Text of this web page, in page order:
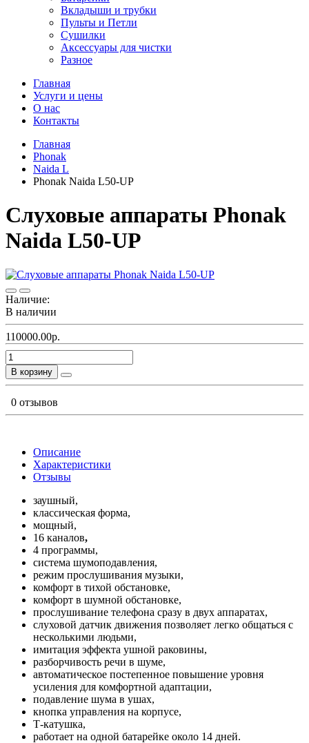
Вкладыши и трубки
Пульты и Петли
Сушилки
Аксессуары для чистки
Разное
Главная
Услуги и цены
О нас
Контакты
Главная
Phonak
Naida L
Phonak Naida L50-UP
Слуховые аппараты Phonak
Naida L50-UP
Наличие:
В наличии
110000.00р.
В корзину
0 отзывов
Описание
Характеристики
Отзывы
заушный,
классическая форма,
мощный,
16 каналов,
4 программы,
система шумоподавления,
режим прослушивания музыки,
комфорт в тихой обстановке,
комфорт в шумной обстановке,
прослушивание телефона сразу в двух аппаратах,
слуховой датчик движения позволяет легко общаться с
несколькими людьми,
имитация эффекта ушной раковины,
разборчивость речи в шуме,
автоматическое постепенное повышение уровня
усиления для комфортной адаптации,
подавление шума в ушах,
кнопка управления на корпусе,
Т-катушка,
работает на одной батарейке около 14 дней.